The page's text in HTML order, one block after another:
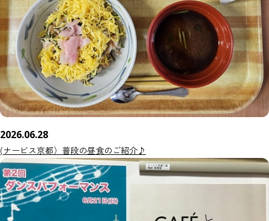
2026.06.28
(ナービス京都）普段の昼食のご紹介♪